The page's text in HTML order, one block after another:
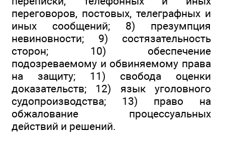
переговоров, постовых, телеграфных и
иных сообщений; 8) презумпция
невиновности; 9) состязательность
сторон; 10) обеспечение
подозреваемому и обвиняемому права
на защиту; 11) свобода оценки
доказательств; 12) язык уголовного
судопроизводства; 13) право на
обжалование процессуальных
действий и решений.